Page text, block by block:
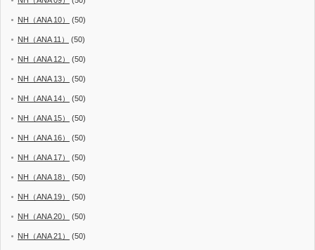
NH（ANA 10） (50)
NH（ANA 11） (50)
NH（ANA 12） (50)
NH（ANA 13） (50)
NH（ANA 14） (50)
NH（ANA 15） (50)
NH（ANA 16） (50)
NH（ANA 17） (50)
NH（ANA 18） (50)
NH（ANA 19） (50)
NH（ANA 20） (50)
NH（ANA 21） (50)